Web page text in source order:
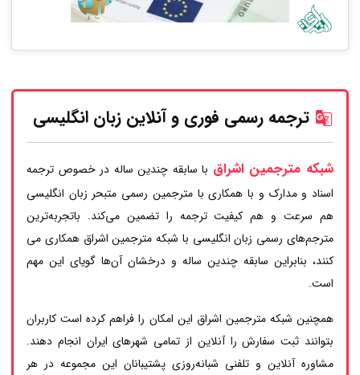
ترجمه رسمی فوری و آنلاین زبان انگلیسی
شبکه مترجمین اشراق با سابقه چندین ساله در خصوص ترجمه
اسناد و مدارک و با همکاری با مترجمین رسمی متبحر زبان انگلیسی
هم سرعت و هم کیفیت ترجمه را تضمین می‌کند. باتجربه‌ترین
مترجم‌های رسمی زبان انگلیسی با شبکه مترجمین اشراق همکاری می
کنند، بنابراین سابقه چندین ساله و درخشان آن‌ها گویای این مهم
است.
همچنین شبکه مترجمین اشراق این امکان را فراهم کرده است کاربران
بتوانند ثبت سفارش را آنلاین از تمامی شهرهای ایران انجام دهند.
مشاوره آنلاین و تلفنی شبانه‌روزی پشتیبانان این مجموعه در هر